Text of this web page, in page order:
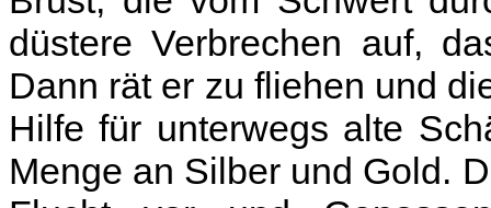
düstere Verbrechen auf,
Dann rät er zu fliehen und
Hilfe für unterwegs alte
Menge an Silber und Gold.